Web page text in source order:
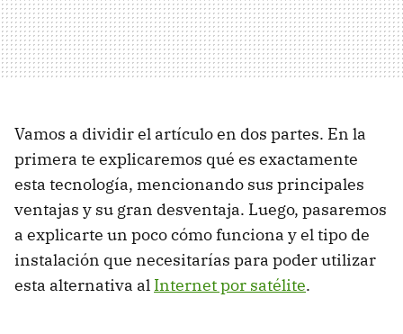
Vamos a dividir el artículo en dos partes. En la
primera te explicaremos qué es exactamente
esta tecnología, mencionando sus principales
ventajas y su gran desventaja. Luego, pasaremos
a explicarte un poco cómo funciona y el tipo de
instalación que necesitarías para poder utilizar
esta alternativa al Internet por satélite.